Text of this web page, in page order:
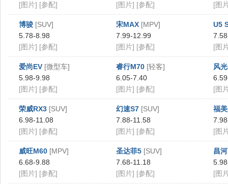
[图片] [参配]
[图片] [参配]
[图
博骏 [SUV]
5.78-8.98
[图片] [参配]
宋MAX [MPV]
7.99-12.99
[图片] [参配]
U5
[图
爱尚EV [微型车]
5.98-9.98
[图片] [参配]
睿行M70 [轻客]
6.05-7.40
[图片] [参配]
风
[图
荣威RX3 [SUV]
6.98-11.08
[图片] [参配]
幻速S7 [SUV]
7.88-11.58
[图片] [参配]
福
[图
威旺M60 [MPV]
6.68-9.88
[图片] [参配]
圣达菲5 [SUV]
7.68-11.18
[图片] [参配]
昌
[图